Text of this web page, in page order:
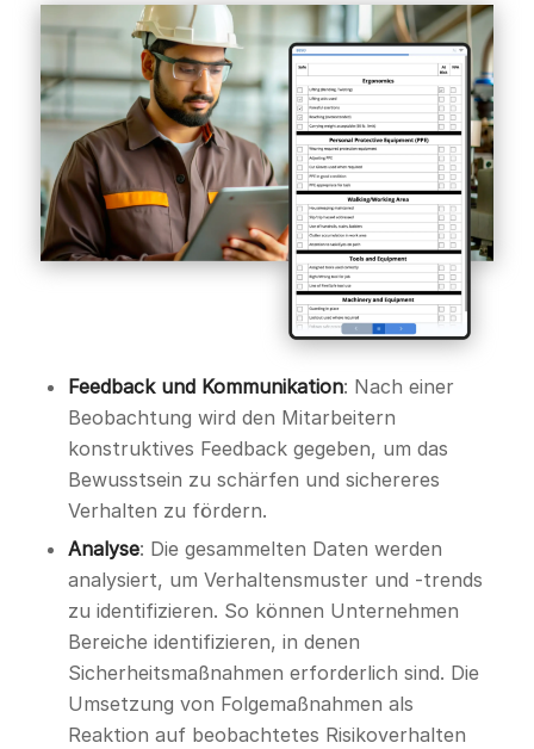
Feedback und Kommunikation: Nach einer
Beobachtung wird den Mitarbeitern
konstruktives Feedback gegeben, um das
Bewusstsein zu schärfen und sichereres
Verhalten zu fördern.
Analyse: Die gesammelten Daten werden
analysiert, um Verhaltensmuster und -trends
zu identifizieren. So können Unternehmen
Bereiche identifizieren, in denen
Sicherheitsmaßnahmen erforderlich sind. Die
Umsetzung von Folgemaßnahmen als
Reaktion auf beobachtetes Risikoverhalten